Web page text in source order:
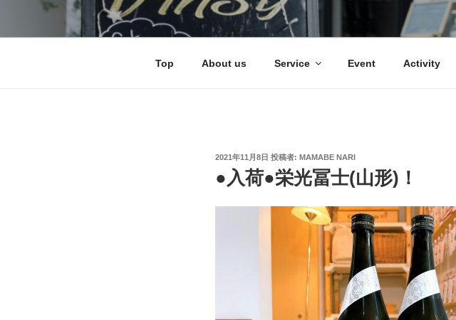
Top About us Service Event Activity
投
日:
2021年11月8日 投稿者: MAMABE NARI
●入荷●栄光冨士(山形)！